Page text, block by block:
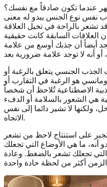
عندما تكون صادقاً مع نفسك؟
نفس نوع الجنس يبدو له معنى
بالراحة في تخيل العلاقة
السابقة كانت حقيقية
أيضاً أن جذبك أوسع من علامة
الجنسي يتعلق بالرغبة أو
هو الرغبة في التقارب أو
الاصطناعية تُلاحظ أن شخصاً
هي الشعور بالسلامة أو الدفء
ولكنها لا تشير دائما إلى نفس
الاتجاه.
على استنتاج لاحظ من تشعر
أنه، ما هي الأوضاع التي تجعلك
تجعلك تشعر بالضغط. وعادة